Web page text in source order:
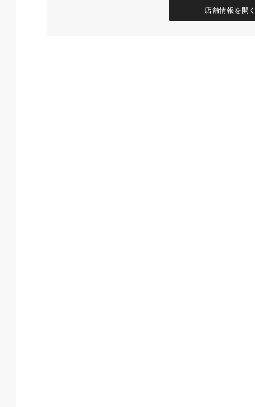
店舗情報を開く